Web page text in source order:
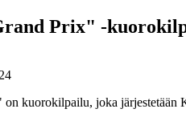
Prix" -
kuorokilpailu, joka järjestetään